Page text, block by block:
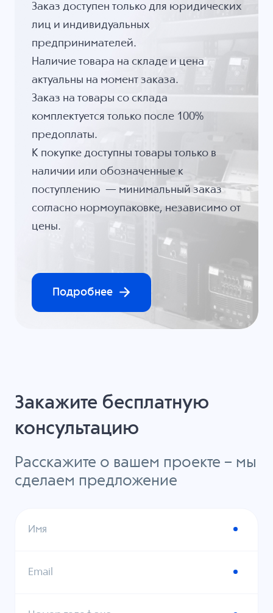
Заказ доступен только для юридических
лиц и индивидуальных
предпринимателей.
Наличие товара на складе и цена
актуальны на момент заказа.
Заказ на товары со склада
комплектуется только после 100%
предоплаты.
К покупке доступны товары только в
наличии или обозначенные к
поступлению — минимальный заказ
согласно нормоупаковке, независимо от
цены.
Подробнее
Закажите бесплатную
консультацию
Расскажите о вашем проекте – мы
сделаем предложение
Имя
Email